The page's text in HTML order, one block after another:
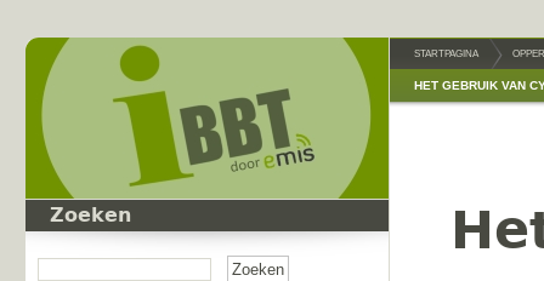
Zoeken
STARTPAGINA
HET GEBRUIK VAN